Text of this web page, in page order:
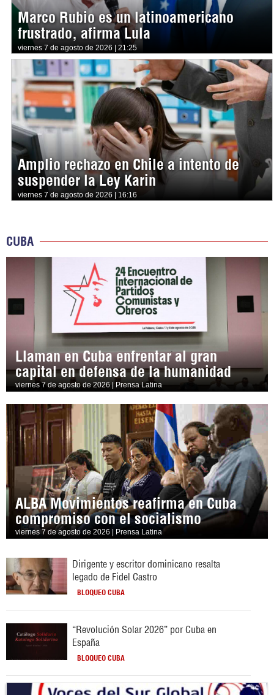
Marco Rubio es un latinoamericano
frustrado, afirma Lula
viernes 7 de agosto de 2026 | 21:25
Amplio rechazo en Chile a intento de
suspender la Ley Karin
viernes 7 de agosto de 2026 | 16:16
CUBA
Llaman en Cuba enfrentar al gran
capital en defensa de la humanidad
viernes 7 de agosto de 2026 | Prensa Latina
ALBA Movimientos reafirma en Cuba
compromiso con el socialismo
viernes 7 de agosto de 2026 | Prensa Latina
Dirigente y escritor dominicano resalta
legado de Fidel Castro
BLOQUEO CUBA
“Revolución Solar 2026” por Cuba en
España
BLOQUEO CUBA